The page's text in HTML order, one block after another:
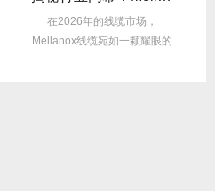
在2026年的线缆市场，
Mellanox线缆宛如一颗耀眼的